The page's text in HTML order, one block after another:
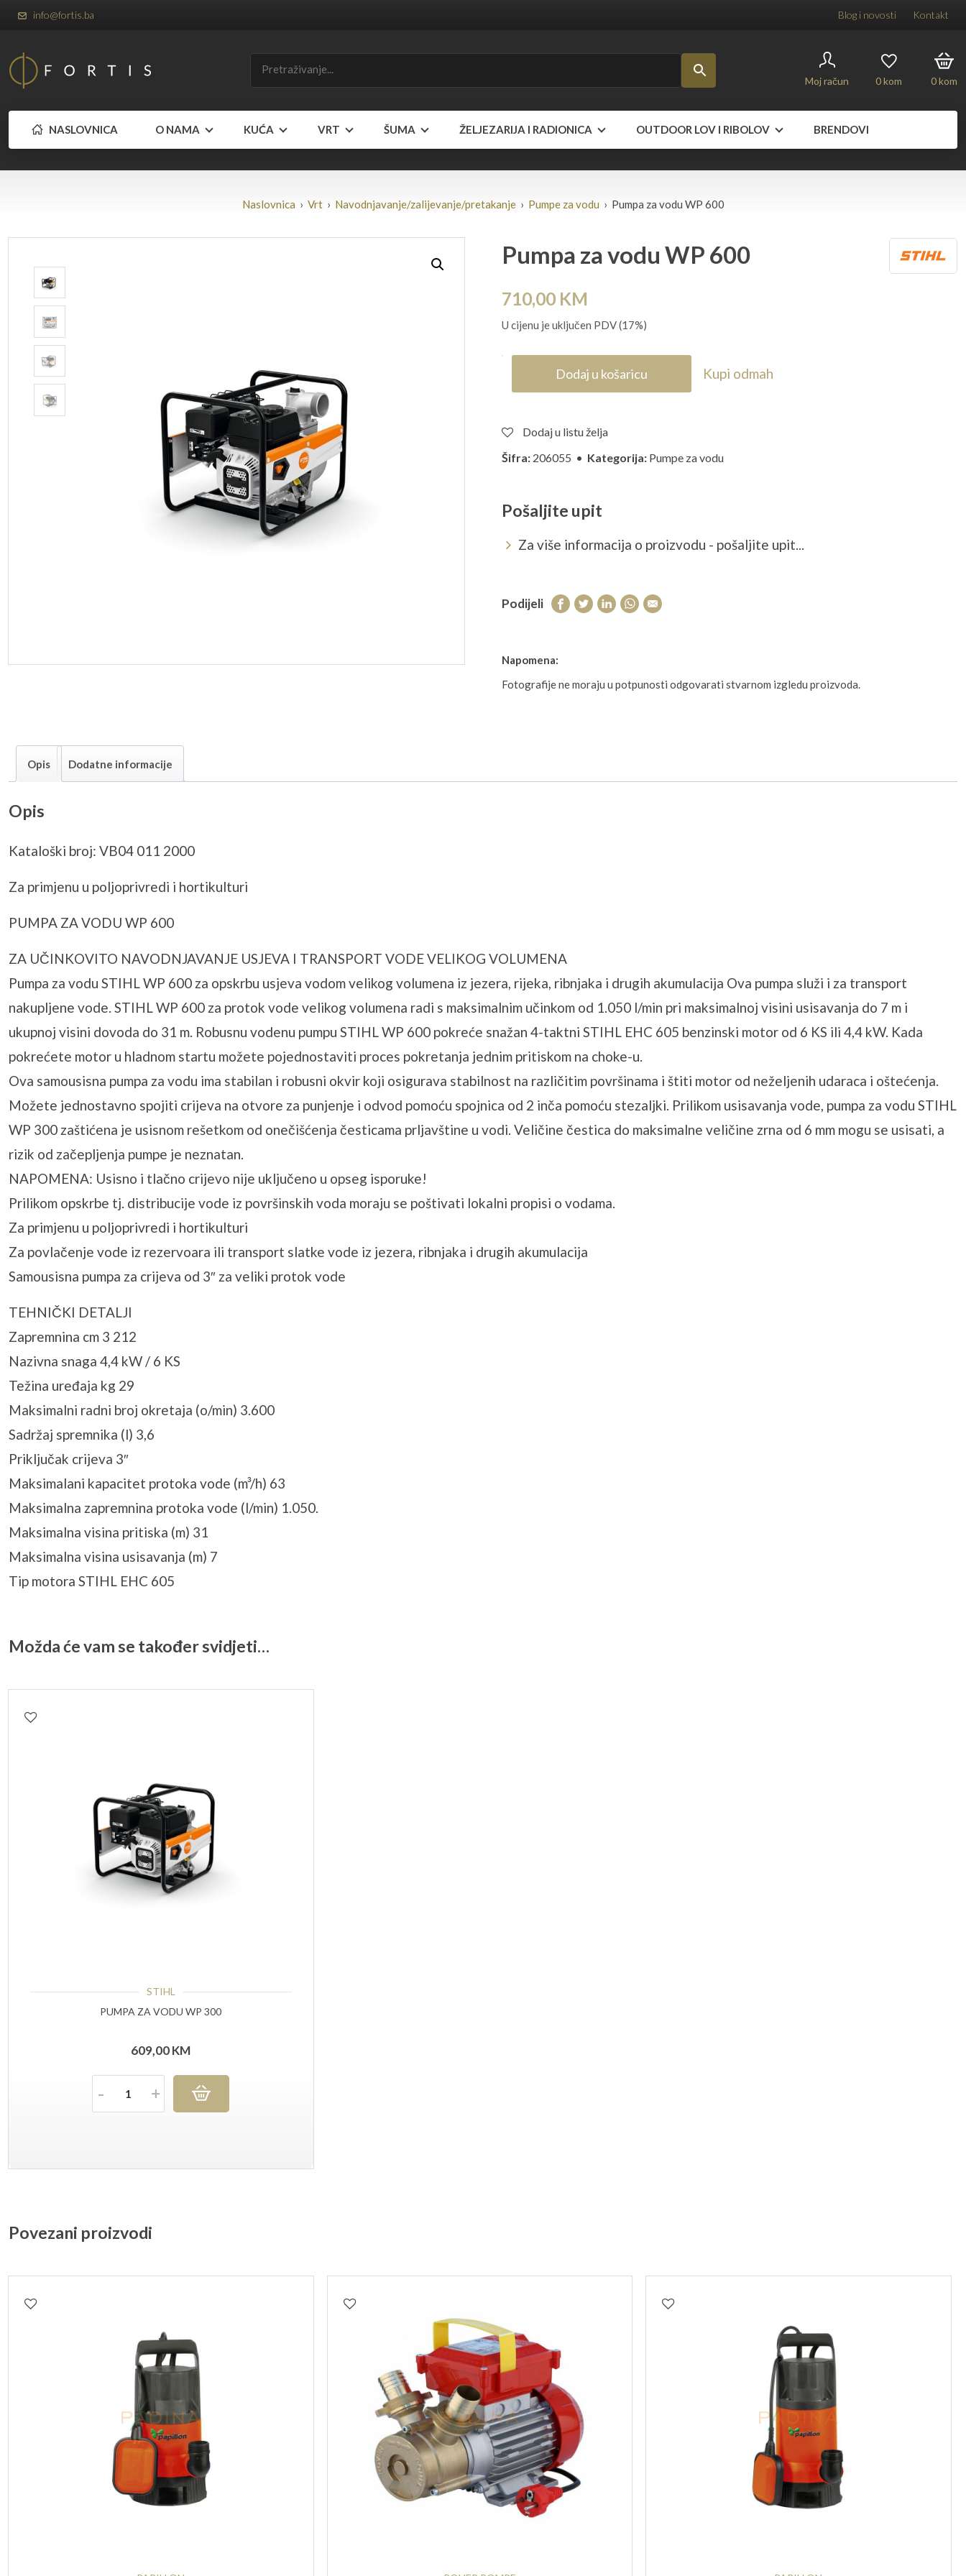
info@fortis.ba Blog i novosti Kontakt
Moj račun 0kom 0kom
NASLOVNICA O NAMA KUĆA VRT ŠUMA ŽELJEZARIJA I RADIONICA OUTDOOR LOV I RIBOLOV BRENDOVI
Naslovnica › Vrt› Navodnjavanje/zalijevanje/pretakanje› Pumpe za vodu › Pumpa za vodu WP 600
Pumpa za vodu WP 600
710,00 KM
U cijenu je uključen PDV (17%)
Dodaj u košaricu Kupi odmah
Dodaj u listu želja
Šifra: 206055 • Kategorija: Pumpe za vodu
Pošaljite upit
Za više informacija o proizvodu - pošaljite upit...
Podijeli
Napomena:
Fotografije ne moraju u potpunosti odgovarati stvarnom izgledu proizvoda.
Opis Dodatne informacije
Opis
Kataloški broj: VB04 011 2000
Za primjenu u poljoprivredi i hortikulturi
PUMPA ZA VODU WP 600
ZA UČINKOVITO NAVODNJAVANJE USJEVA I TRANSPORT VODE VELIKOG VOLUMENA
Pumpa za vodu STIHL WP 600 za opskrbu usjeva vodom velikog volumena iz jezera, rijeka, ribnjaka i drugih akumulacija Ova pumpa služi i za transport
nakupljene vode. STIHL WP 600 za protok vode velikog volumena radi s maksimalnim učinkom od 1.050 l/min pri maksimalnoj visini usisavanja do 7 m i
ukupnoj visini dovoda do 31 m. Robusnu vodenu pumpu STIHL WP 600 pokreće snažan 4-taktni STIHL EHC 605 benzinski motor od 6 KS ili 4,4 kW. Kada
pokrećete motor u hladnom startu možete pojednostaviti proces pokretanja jednim pritiskom na choke-u.
Ova samousisna pumpa za vodu ima stabilan i robusni okvir koji osigurava stabilnost na različitim površinama i štiti motor od neželjenih udaraca i oštećenja.
Možete jednostavno spojiti crijeva na otvore za punjenje i odvod pomoću spojnica od 2 inča pomoću stezaljki. Prilikom usisavanja vode, pumpa za vodu STIHL
WP 300 zaštićena je usisnom rešetkom od onečišćenja česticama prljavštine u vodi. Veličine čestica do maksimalne veličine zrna od 6 mm mogu se usisati, a
rizik od začepljenja pumpe je neznatan.
NAPOMENA: Usisno i tlačno crijevo nije uključeno u opseg isporuke!
Prilikom opskrbe tj. distribucije vode iz površinskih voda moraju se poštivati ​​lokalni propisi o vodama.
Za primjenu u poljoprivredi i hortikulturi
Za povlačenje vode iz rezervoara ili transport slatke vode iz jezera, ribnjaka i drugih akumulacija
Samousisna pumpa za crijeva od 3″ za veliki protok vode
TEHNIČKI DETALJI
Zapremnina cm 3 212
Nazivna snaga 4,4 kW / 6 KS
Težina uređaja kg 29
Maksimalni radni broj okretaja (o/min) 3.600
Sadržaj spremnika (l) 3,6
Priključak crijeva 3″
Maksimalani kapacitet protoka vode (m³/h) 63
Maksimalna zapremnina protoka vode (l/min) 1.050.
Maksimalna visina pritiska (m) 31
Maksimalna visina usisavanja (m) 7
Tip motora STIHL EHC 605
Možda će vam se također svidjeti…
STIHL
PUMPA ZA VODU WP 300
609,00KM
Količina
Povezani proizvodi